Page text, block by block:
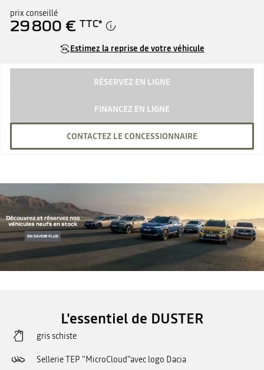
prix conseillé
29 800 € TTC*
Estimez la reprise de votre véhicule
RÉSERVEZ EN LIGNE
FINANCEZ EN LIGNE
CONTACTEZ LE CONCESSIONNAIRE
L'essentiel de DUSTER
gris schiste
Sellerie TEP "MicroCloud"avec logo Dacia